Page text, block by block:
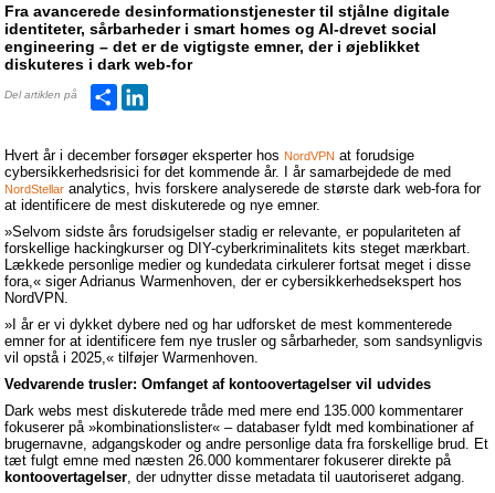
Fra avancerede desinformationstjenester til stjålne digitale
identiteter, sårbarheder i smart homes og AI-drevet social
engineering – det er de vigtigste emner, der i øjeblikket
diskuteres i dark web-for
Del artiklen på Del
Hvert år i december forsøger eksperter hos NordVPN at forudsige
cybersikkerhedsrisici for det kommende år. I år samarbejdede de med
NordStellar analytics, hvis forskere analyserede de største dark web-fora for
at identificere de mest diskuterede og nye emner.
»Selvom sidste års forudsigelser stadig er relevante, er populariteten af
forskellige hackingkurser og DIY-cyberkriminalitets kits steget mærkbart.
Lækkede personlige medier og kundedata cirkulerer fortsat meget i disse
fora,« siger Adrianus Warmenhoven, der er cybersikkerhedsekspert hos
NordVPN.
»I år er vi dykket dybere ned og har udforsket de mest kommenterede
emner for at identificere fem nye trusler og sårbarheder, som sandsynligvis
vil opstå i 2025,« tilføjer Warmenhoven.
Vedvarende trusler: Omfanget af kontoovertagelser vil udvides
Dark webs mest diskuterede tråde med mere end 135.000 kommentarer
fokuserer på »kombinationslister« – databaser fyldt med kombinationer af
brugernavne, adgangskoder og andre personlige data fra forskellige brud. Et
tæt fulgt emne med næsten 26.000 kommentarer fokuserer direkte på
kontoovertagelser , der udnytter disse metadata til uautoriseret adgang.